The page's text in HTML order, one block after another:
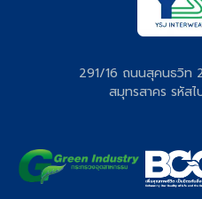
291/16 ถนนสุคนธวิท
สมุทรสาคร รหัส